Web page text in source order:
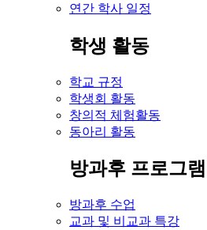
연간 학사 일정
학생 활동
학교 규정
학생회 활동
창의적 체험활동
동아리 활동
방과후 프로그램
방과후 수업
교과 및 비교과 특강